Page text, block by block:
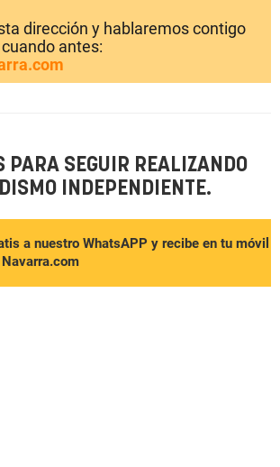
dirección y hablaremos contigo
antes:
PARA SEGUIR REALIZANDO
INDEPENDIENTE.
a nuestro WhatsAPP y recibe en tu móvil